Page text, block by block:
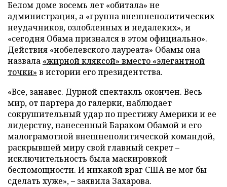
Белом доме восемь лет «обитала» не
администрация, а «группа внешнеполитических
неудачников, озлобленных и недалеких», и
«сегодня Обама признался в этом официально».
Действия «нобелевского лауреата» Обамы она
назвала «жирной кляксой» вместо «элегантной
точки» в истории его президентства.
«Все, занавес. Дурной спектакль окончен. Весь
мир, от партера до галерки, наблюдает
сокрушительный удар по престижу Америки и ее
лидерству, нанесенный Бараком Обамой и его
малограмотной внешнеполитической командой,
раскрывшей миру свой главный секрет –
исключительность была маскировкой
беспомощности. И никакой враг США не мог бы
сделать хуже», – заявила Захарова.